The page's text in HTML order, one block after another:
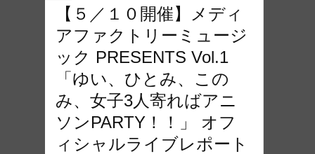
【５／１０開催】メディ
アファクトリーミュージ
ック PRESENTS Vol.1
「ゆい、ひとみ、この
み、女子3人寄ればアニ
ソンPARTY！！」 オフ
ィシャルライブレポート